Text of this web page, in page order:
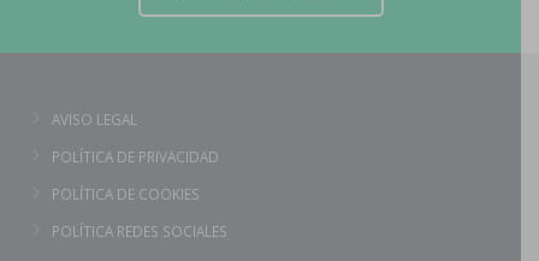
AVISO LEGAL
POLÍTICA DE PRIVACIDAD
POLÍTICA DE COOKIES
POLÍTICA REDES SOCIALES